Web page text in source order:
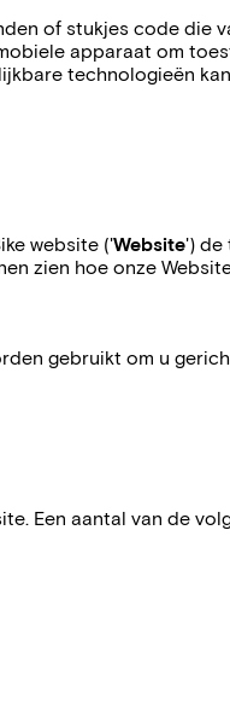
of stukjes code die
apparaat om
technologieën
website ('Website') de
zien hoe onze
gebruikt om u
Een aantal van de